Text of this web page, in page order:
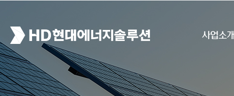
사업소개